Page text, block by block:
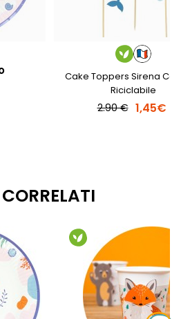
Cake Toppers Sirena
Riciclabile
2.90 € 1,45€